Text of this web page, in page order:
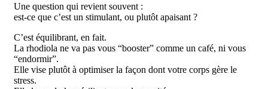
Une question qui revient souvent :
est-ce que c’est un stimulant, ou plutôt apaisant ?
C’est équilibrant, en fait.
La rhodiola ne va pas vous “booster” comme un café, ni vous
“endormir”.
Elle vise plutôt à optimiserla façon dont votre corps gère le
stress.